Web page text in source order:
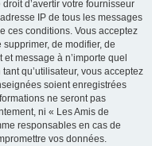
d’avertir votre fournisseur
IP de tous les messages
ces conditions. Vous acceptez
de modifier, de
message à n’importe quel
qu’utilisateur, vous acceptez
soient enregistrées
ne seront pas
ni « Les Amis de
responsables en cas de
vos données.